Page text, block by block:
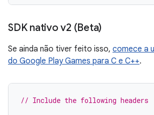
SDK nativo v2 (Beta)
Se ainda não tiver feito isso, comece a
do Google Play Games para C e C++.
// Include the following headers